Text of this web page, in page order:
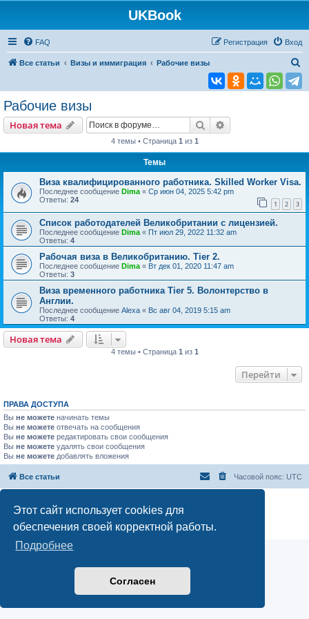
Этот сайт использует cookies для
обеспечения своей корректной работы.
Подробнее
Согласен
UKBook
FAQ Вход
Регистрация
Все статьи Визы и иммиграция Рабочие визы
Рабочие визы
Новая тема Поиск
4 темы • Страница 1 из 1
Темы
Виза квалифицированного работника. Skilled Worker Visa.
Последнее сообщение Dima « Ср июн 04, 2025 5:42 pm
Ответы: 24 1 2 3
Список работодателей Великобритании с лицензией.
Последнее сообщение Dima « Пт июл 29, 2022 11:32 am
Ответы: 4
Рабочая виза в Великобританию. Tier 2.
Последнее сообщение Dima « Вт дек 01, 2020 11:47 am
Ответы: 3
Виза временного работника Tier 5. Волонтерство в
Англии.
Последнее сообщение Alexa « Вс авг 04, 2019 5:15 am
Ответы: 4
Новая тема
4 темы • Страница 1 из 1
Перейти
ПРАВА ДОСТУПА
Вы не можете начинать темы
Вы не можете отвечать на сообщения
Вы не можете редактировать свои сообщения
Вы не можете удалять свои сообщения
Вы не можете добавлять вложения
Все статьи Часовой пояс: UTC
Русская поддержка phpBB
Конфиденциальность |Правила